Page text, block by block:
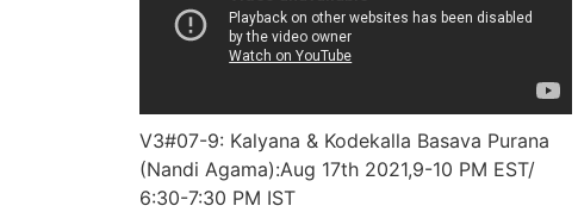
V3#07-9: Kalyana & Kodekalla Basava Purana
(Nandi Agama):Aug 17th 2021,9-10 PM EST/
6:30-7:30 PM IST